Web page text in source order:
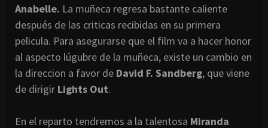
Anabelle. La muñeca regresa bastante caliente
después de las criticas recibidas en su primera
pelicula. Para asegurarse que el film va a hacer honor
al aspecto lúgubre de la muñeca, existe un cambio en
la direccion a favor de David F. Sandberg, que viene
de dirigir Lights Out.
En el reparto tendremos a la talentosa Miranda